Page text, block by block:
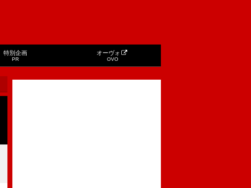
特別企画
PR
オーヴォ
OVO